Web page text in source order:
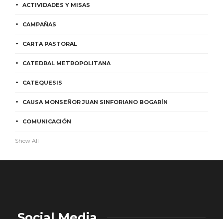
ACTIVIDADES Y MISAS
CAMPAÑAS
CARTA PASTORAL
CATEDRAL METROPOLITANA
CATEQUESIS
CAUSA MONSEÑOR JUAN SINFORIANO BOGARÍN
COMUNICACIÓN
Show All